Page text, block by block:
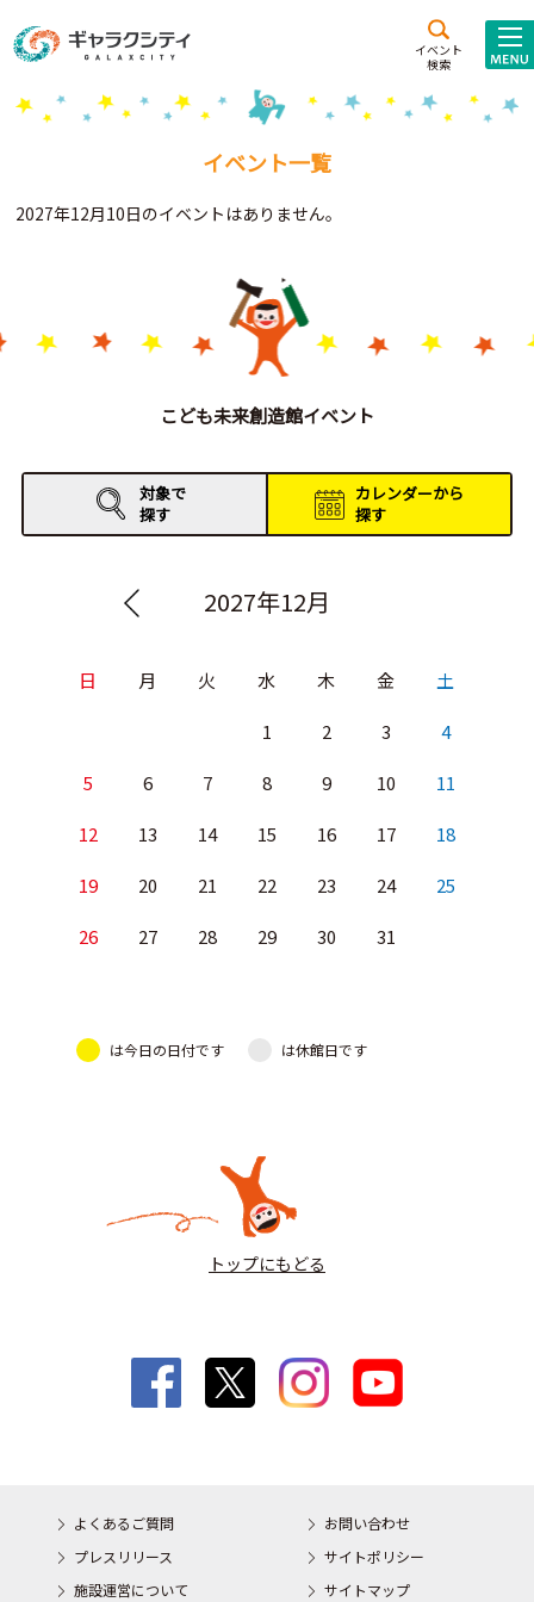
イベント
検索
施設案内
こども
西新井
施設･
Gがくえん
お知らせ
イベントレポート
イベント一覧
2027年12月10日のイベントはありません。
こども未来創造館イベント
対象で
探す
カレンダーから
探す
2027年12月
日 月 火 水 木 金 土
1 2 3 4
5 6 7 8 9 10 11
12 13 14 15 16 17 18
19 20 21 22 23 24 25
26 27 28 29 30 31
は今日の日付です は休館日です
トップにもどる
よくあるご質問
お問い合わせ
プレスリリース
サイトポリシー
施設運営について
サイトマップ